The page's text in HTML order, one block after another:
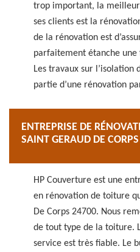
trop important, la
ses clients est la
de la rénovation est
parfaitement étanche une
Les travaux sur
partie d’une rénovation
ENTREPRISE DE
SAINT GERAUD DE CORPS
HP Couverture est une
en rénovation de toiture
De Corps 24700. Nous
de tout type de la toiture.
service est très fiable. Le